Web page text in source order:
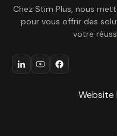
Chez Stim Plus, nous
pour vous offrir des
votre
Website